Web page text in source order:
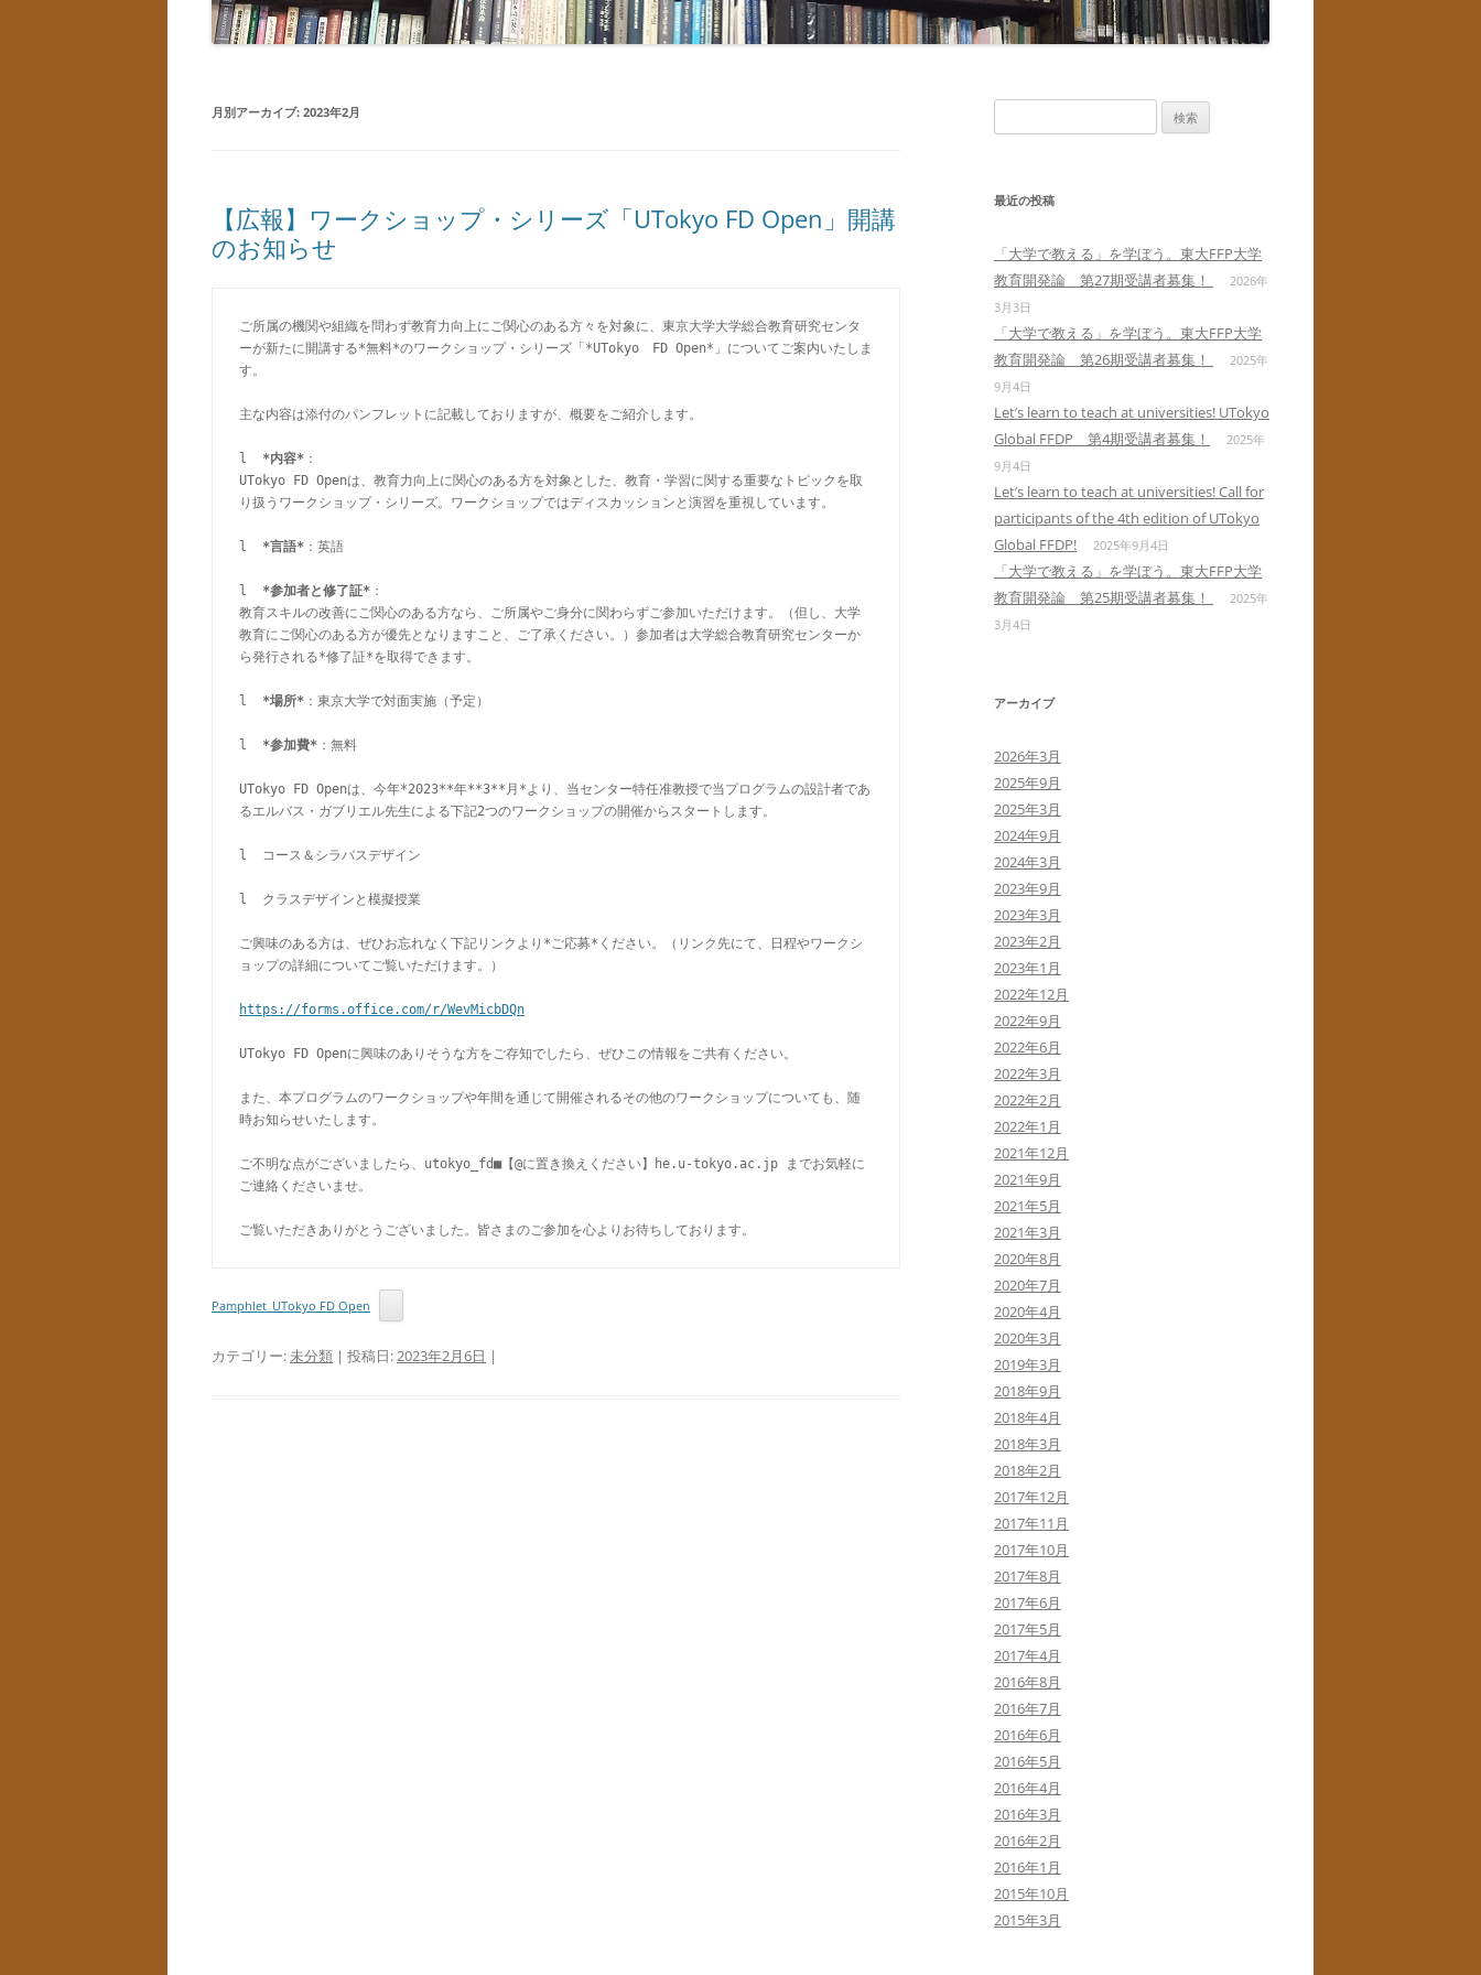
月別アーカイブ: 2023年2月
【広報】ワークショップ・シリーズ「UTokyo FD Open」開講
のお知らせ
ご所属の機関や組織を問わず教育力向上にご関心のある方々を対象に、東京大学大学総合教育研究センタ
ーが新たに開講する*無料*のワークショップ・シリーズ「*UTokyo　FD Open*」についてご案内いたしま
す。
主な内容は添付のパンフレットに記載しておりますが、概要をご紹介します。
l *内容* ：
UTokyo FD Openは、教育力向上に関心のある方を対象とした、教育・学習に関する重要なトピックを取
り扱うワークショップ・シリーズ。ワークショップではディスカッションと演習を重視しています。
l *言語* ：英語
l *参加者と修了証* ：
教育スキルの改善にご関心のある方なら、ご所属やご身分に関わらずご参加いただけます。（但し、大学
教育にご関心のある方が優先となりますこと、ご了承ください。）参加者は大学総合教育研究センターか
ら発行される*修了証*を取得できます。
l *場所* ：東京大学で対面実施（予定）
l *参加費* ：無料
UTokyo FD Openは、今年*2023**年**3**月*より、当センター特任准教授で当プログラムの設計者であ
るエルバス・ガブリエル先生による下記2つのワークショップの開催からスタートします。
l  コース＆シラバスデザイン
l  クラスデザインと模擬授業
ご興味のある方は、ぜひお忘れなく下記リンクより*ご応募*ください。（リンク先にて、日程やワークシ
ョップの詳細についてご覧いただけます。）
https://forms.office.com/r/WevMicbDQn
UTokyo FD Openに興味のありそうな方をご存知でしたら、ぜひこの情報をご共有ください。
また、本プログラムのワークショップや年間を通じて開催されるその他のワークショップについても、随
時お知らせいたします。
ご不明な点がございましたら、utokyo_fd■【@に置き換えください】he.u-tokyo.ac.jp までお気軽に
ご連絡くださいませ。
ご覧いただきありがとうございました。皆さまのご参加を心よりお待ちしております。
Pamphlet_UTokyo FD Open
カテゴリー:未分類 | 投稿日:2023年2月6日 |
索:
最近の投稿
「大学で教える」を学ぼう。東大FFP大学
教育開発論 第27期受講者募集！
2026年
3月3日
「大学で教える」を学ぼう。東大FFP大学
教育開発論 第26期受講者募集！
2025年
9月4日
Let’s learn to teach at universities! UTokyo
Global FFDP 第4期受講者募集！
2025年
9月4日
Let’s learn to teach at universities! Call for
participants of the 4th edition of UTokyo
Global FFDP!
2025年9月4日
「大学で教える」を学ぼう。東大FFP大学
教育開発論 第25期受講者募集！
2025年
3月4日
アーカイブ
2026年3月
2025年9月
2025年3月
2024年9月
2024年3月
2023年9月
2023年3月
2023年2月
2023年1月
2022年12月
2022年9月
2022年6月
2022年3月
2022年2月
2022年1月
2021年12月
2021年9月
2021年5月
2021年3月
2020年8月
2020年7月
2020年4月
2020年3月
2019年3月
2018年9月
2018年4月
2018年3月
2018年2月
2017年12月
2017年11月
2017年10月
2017年8月
2017年6月
2017年5月
2017年4月
2016年8月
2016年7月
2016年6月
2016年5月
2016年4月
2016年3月
2016年2月
2016年1月
2015年10月
2015年3月